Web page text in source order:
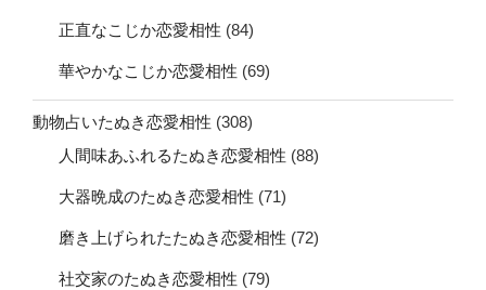
正直なこじか恋愛相性 (84)
華やかなこじか恋愛相性 (69)
動物占いたぬき恋愛相性 (308)
人間味あふれるたぬき恋愛相性 (88)
大器晩成のたぬき恋愛相性 (71)
磨き上げられたたぬき恋愛相性 (72)
社交家のたぬき恋愛相性 (79)